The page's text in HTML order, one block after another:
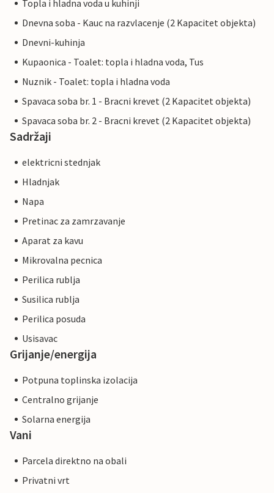
Topla i hladna voda u kuhinji
Dnevna soba - Kauc na razvlacenje (2 Kapacitet objekta)
Dnevni-kuhinja
Kupaonica - Toalet: topla i hladna voda, Tus
Nuznik - Toalet: topla i hladna voda
Spavaca soba br. 1 - Bracni krevet (2 Kapacitet objekta)
Spavaca soba br. 2 - Bracni krevet (2 Kapacitet objekta)
Sadržaji
elektricni stednjak
Hladnjak
Napa
Pretinac za zamrzavanje
Aparat za kavu
Mikrovalna pecnica
Perilica rublja
Susilica rublja
Perilica posuda
Usisavac
Grijanje/energija
Potpuna toplinska izolacija
Centralno grijanje
Solarna energija
Vani
Parcela direktno na obali
Privatni vrt